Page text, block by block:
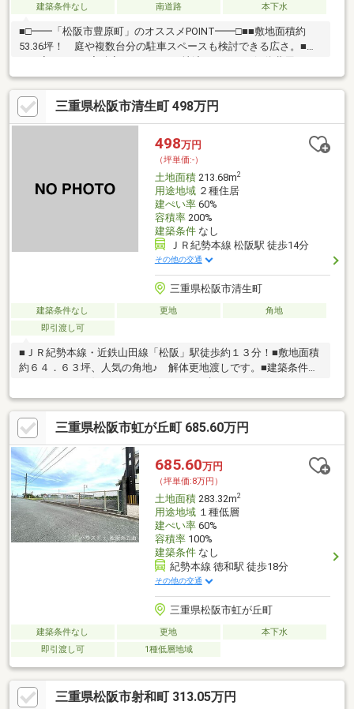
建築条件なし 南道路 本下水
■□━━「松阪市豊原町」のオススメPOINT━━□■■敷地面積約
53.36坪！ 庭や複数台分の駐車スペースも検討できる広さ。■建
かりません。 設計から建築までスムーズに進められます。■敷
地全体を有効に活用しやすい、土地形状◎■南側に庭やLDKを配置
することも可能です。■周囲はすでに建物が建っており、住環境
を想像しやすいです。■周辺環境・セブン-イレブン 松阪豊原町西
店：徒歩4分(約280m)・Aコープ くしだ：徒歩5分(約400m)・ドラ
ッグセイムス 松阪櫛田店：徒歩8分(約600m)・松阪市立東部南小
三重県松阪市清生町 498万円
498万円
（坪単価:-）
土地面積213.68m2
用途地域２種住居
建ぺい率60%
容積率200%
建築条件なし
ＪＲ紀勢本線 松阪駅 徒歩14分
その他の交通
三重県松阪市清生町
建築条件なし 更地
角地
即引渡し可
■ＪＲ紀勢本線・近鉄山田線「松阪」駅徒歩約１３分！■敷地面積
約６４．６３坪、人気の角地♪ 解体更地渡しです。■建築条件は
第二小学校まで徒歩約１５分、鎌田中学校まで徒歩約１８分！ま
ずはお気軽にお問い合わせください！！
三重県松阪市虹が丘町 685.60万円
685.60万円
（坪単価:8万円）
土地面積283.32m2
用途地域１種低層
建ぺい率60%
容積率100%
建築条件なし
紀勢本線 徳和駅 徒歩18分
その他の交通
三重県松阪市虹が丘町
建築条件なし 更地
本下水
即引渡し可
1種低層地域
三重県松阪市射和町 313.05万円